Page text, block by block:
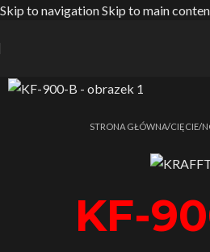
Skip to navigationSkip to main
Strona główna/CIĘCIE/
KF-